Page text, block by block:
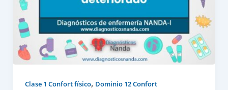
Clase 1 Confort físico, Dominio 12 Confort